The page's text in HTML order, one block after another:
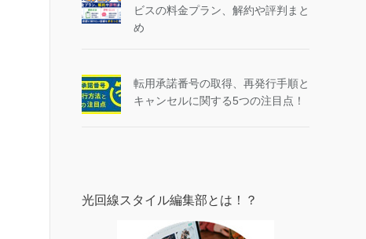
ビスの料金プラン、解約や評判まと
め
転用承諾番号の取得、再発行手順と
キャンセルに関する5つの注目点！
光回線スタイル編集部とは！？